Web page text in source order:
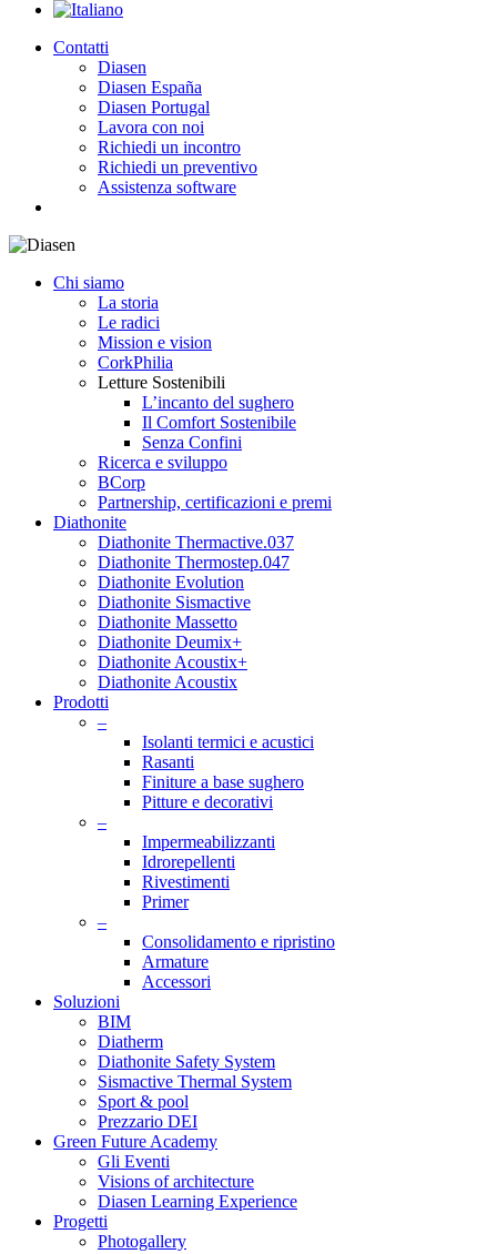
Contatti
Diasen
Diasen España
Diasen Portugal
Lavora con noi
Richiedi un incontro
Richiedi un preventivo
Assistenza software
Chi siamo
La storia
Le radici
Mission e vision
CorkPhilia
Letture Sostenibili
L’incanto del sughero
Il Comfort Sostenibile
Senza Confini
Ricerca e sviluppo
BCorp
Partnership, certificazioni e premi
Diathonite
Diathonite Thermactive.037
Diathonite Thermostep.047
Diathonite Evolution
Diathonite Sismactive
Diathonite Massetto
Diathonite Deumix+
Diathonite Acoustix+
Diathonite Acoustix
Prodotti
–
Isolanti termici e acustici
Rasanti
Finiture a base sughero
Pitture e decorativi
–
Impermeabilizzanti
Idrorepellenti
Rivestimenti
Primer
–
Consolidamento e ripristino
Armature
Accessori
Soluzioni
BIM
Diatherm
Diathonite Safety System
Sismactive Thermal System
Sport & pool
Prezzario DEI
Green Future Academy
Gli Eventi
Visions of architecture
Diasen Learning Experience
Progetti
Photogallery